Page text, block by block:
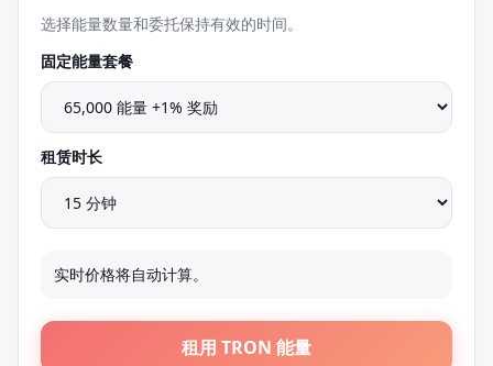
选择能量数量和委托保持有效的时间。
固定能量套餐
租赁时长
实时价格将自动计算。
租用 TRON 能量